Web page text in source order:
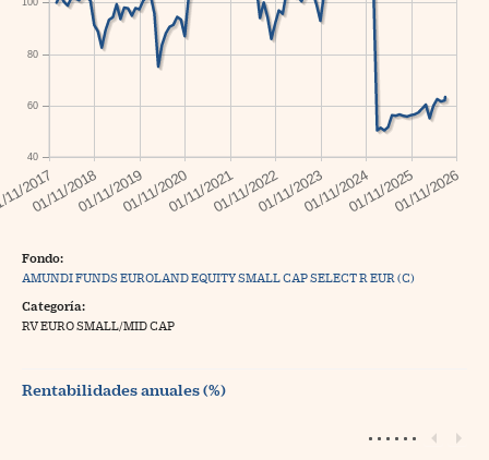
40
60
80
100
Fondo:
AMUNDI FUNDS EUROLAND EQUITY SMALL CAP SELECT R EUR (C)
Categoría:
RV EURO SMALL/MID CAP
Rentabilidades anuales (%)